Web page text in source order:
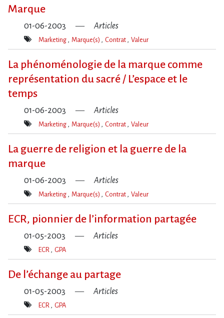
Marque
01-06-2003 Articles
Mot(s)-
Marketing Marque(s) Contrat Valeur
La phénoménologie de la marque comme
représentation du sacré / L’espace et le
temps
01-06-2003 Articles
Mot(s)-
Marketing Marque(s) Contrat Valeur
La guerre de religion et la guerre de la
marque
01-06-2003 Articles
Mot(s)-
Marketing Marque(s) Contrat Valeur
ECR, pionnier de l’information partagée
01-05-2003 Articles
Mot(s)-
ECR GPA
De l’échange au partage
01-05-2003 Articles
Mot(s)-
ECR GPA